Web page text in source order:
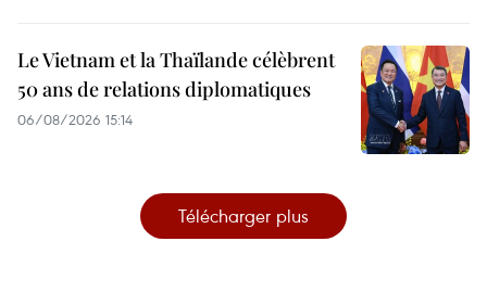
Le Vietnam et la Thaïlande célèbrent
50 ans de relations diplomatiques
06/08/2026 15:14
Télécharger plus